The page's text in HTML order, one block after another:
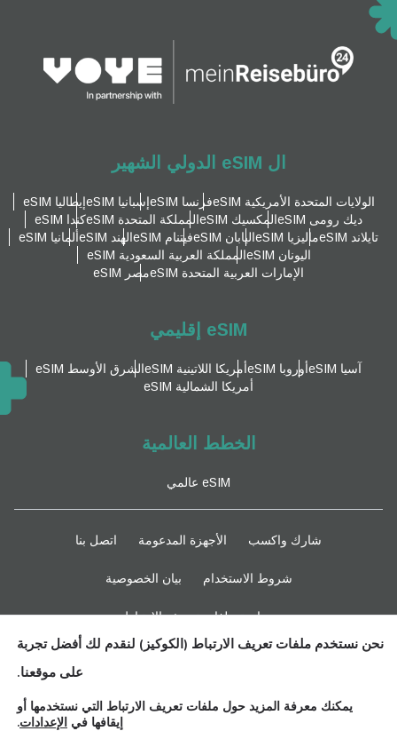
ال eSIM الدولي الشهير
الولايات المتحدة الأمريكية eSIM فرنسا eSIM إسبانيا eSIM
إيطاليا eSIM
ديك رومى eSIM
المكسيك eSIM المملكة المتحدة eSIM
كندا eSIM
تايلاند eSIM
ماليزيا eSIM اليابان eSIM فيتنام eSIM الهند eSIM
ألمانيا eSIM
اليونان eSIM
المملكة العربية السعودية eSIM
الإمارات العربية المتحدة eSIM
مصر eSIM
eSIM إقليمي
آسيا eSIM أوروبا eSIM أمريكا اللاتينية eSIM
الشرق الأوسط eSIM
أمريكا الشمالية eSIM
الخطط العالمية
eSIM عالمي
شارك واكسب الأجهزة المدعومة اتصل بنا
شروط الاستخدام بيان الخصوصية
سياسة ملفات تعريف الارتباط
نحن نستخدم ملفات تعريف الارتباط (الكوكيز) لنقدم لك أفضل تجربة
على موقعنا.
يمكنك معرفة المزيد حول ملفات تعريف الارتباط التي نستخدمها أو
إيقافها في الإعدادات.